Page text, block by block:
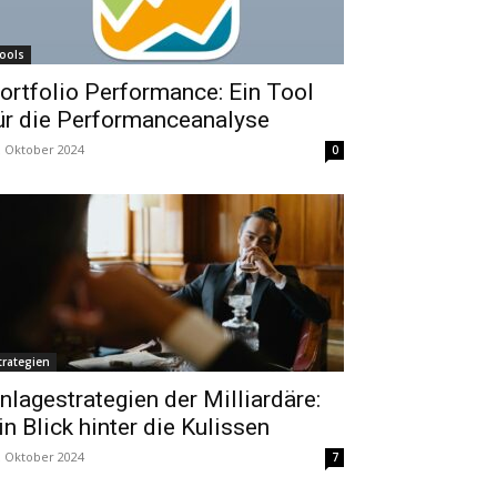
Performance: Ein Tool
die Performanceanalyse
Oktober 2024 0
der Milliardäre:
Blick hinter die Kulissen
Oktober 2024 7